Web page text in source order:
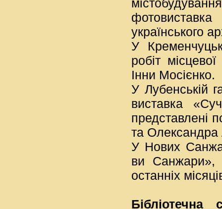
українського
У
робіт
Інни Мосієнко.
У Лубенській
виставка
представлені
та Олександра
У Нових
ви Санжари»,
останніх
Бібліотечна